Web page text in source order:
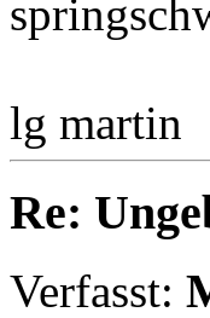
lg martin
Re:
Verfasst: